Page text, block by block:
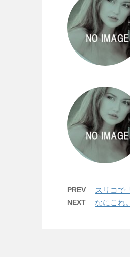
PREV スリコで
NEXT なにこれ